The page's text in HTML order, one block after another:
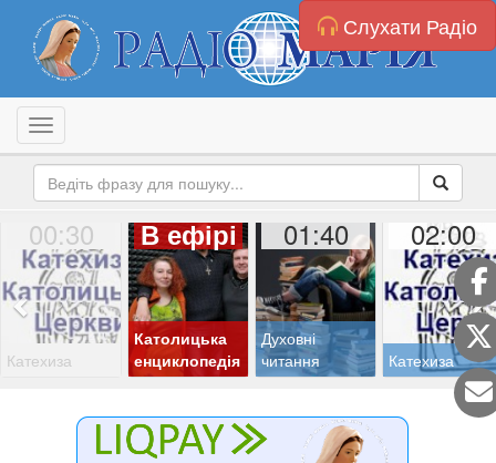
Слухати Радіо
Toggle navigation
00:30
Катехиза
В ефірі
Католицька
енциклопедія
01:40
Духовні
читання
02:00
Катехиза